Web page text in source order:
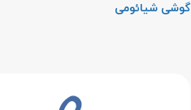
گوشی شیائومی